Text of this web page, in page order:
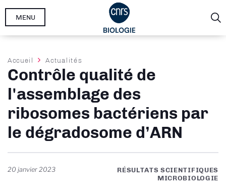
Aller
MENU
Fil
d'Ariane
Accueil Actualités
Contrôle qualité de
l'assemblage des
ribosomes bactériens par
le dégradosome d’ARN
20 janvier 2023
RÉSULTATS SCIENTIFIQUES
MICROBIOLOGIE